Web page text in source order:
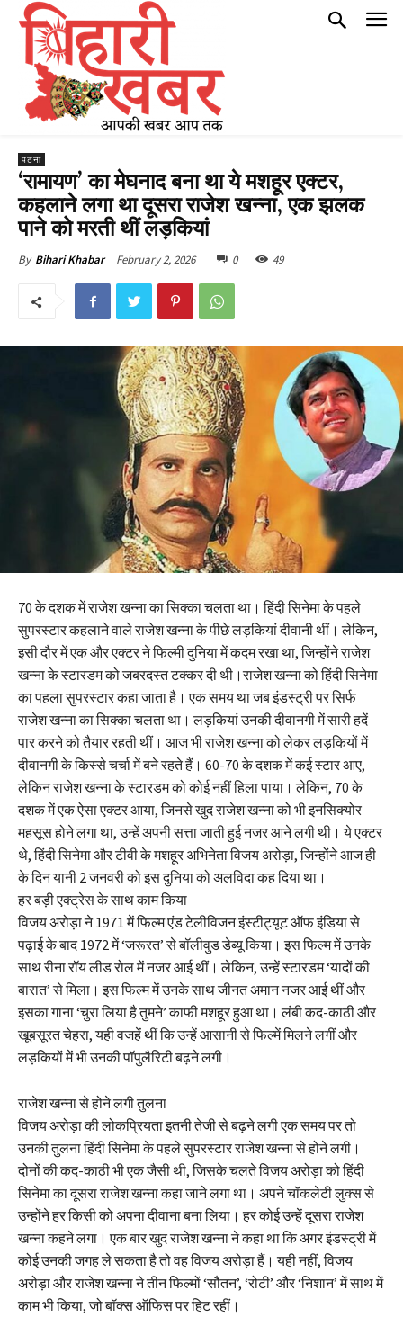
पटना
‘रामायण’ का मेघनाद बना था ये मशहूर एक्टर,
कहलाने लगा था दूसरा राजेश खन्ना, एक झलक
पाने को मरती थीं लड़कियां
By Bihari Khabar February 2, 2026 0 49
70 के दशक में राजेश खन्ना का सिक्का चलता था। हिंदी सिनेमा के पहले
सुपरस्टार कहलाने वाले राजेश खन्ना के पीछे लड़कियां दीवानी थीं। लेकिन,
इसी दौर में एक और एक्टर ने फिल्मी दुनिया में कदम रखा था, जिन्होंने राजेश
खन्ना के स्टारडम को जबरदस्त टक्कर दी थी।राजेश खन्ना को हिंदी सिनेमा
का पहला सुपरस्टार कहा जाता है। एक समय था जब इंडस्ट्री पर सिर्फ
राजेश खन्ना का सिक्का चलता था। लड़कियां उनकी दीवानगी में सारी हदें
पार करने को तैयार रहती थीं। आज भी राजेश खन्ना को लेकर लड़कियों में
दीवानगी के किस्से चर्चा में बने रहते हैं। 60-70 के दशक में कई स्टार आए,
लेकिन राजेश खन्ना के स्टारडम को कोई नहीं हिला पाया। लेकिन, 70 के
दशक में एक ऐसा एक्टर आया, जिनसे खुद राजेश खन्ना को भी इनसिक्योर
महसूस होने लगा था, उन्हें अपनी सत्ता जाती हुई नजर आने लगी थी। ये एक्टर
थे, हिंदी सिनेमा और टीवी के मशहूर अभिनेता विजय अरोड़ा, जिन्होंने आज ही
के दिन यानी 2 जनवरी को इस दुनिया को अलविदा कह दिया था।
हर बड़ी एक्ट्रेस के साथ काम किया
विजय अरोड़ा ने 1971 में फिल्म एंड टेलीविजन इंस्टीट्यूट ऑफ इंडिया से
पढ़ाई के बाद 1972 में ‘जरूरत’ से बॉलीवुड डेब्यू किया। इस फिल्म में उनके
साथ रीना रॉय लीड रोल में नजर आई थीं। लेकिन, उन्हें स्टारडम ‘यादों की
बारात’ से मिला। इस फिल्म में उनके साथ जीनत अमान नजर आई थीं और
इसका गाना ‘चुरा लिया है तुमने’ काफी मशहूर हुआ था। लंबी कद-काठी और
खूबसूरत चेहरा, यही वजहें थीं कि उन्हें आसानी से फिल्में मिलने लगीं और
लड़कियों में भी उनकी पॉपुलैरिटी बढ़ने लगी।
राजेश खन्ना से होने लगी तुलना
विजय अरोड़ा की लोकप्रियता इतनी तेजी से बढ़ने लगी एक समय पर तो
उनकी तुलना हिंदी सिनेमा के पहले सुपरस्टार राजेश खन्ना से होने लगी।
दोनों की कद-काठी भी एक जैसी थी, जिसके चलते विजय अरोड़ा को हिंदी
सिनेमा का दूसरा राजेश खन्ना कहा जाने लगा था। अपने चॉकलेटी लुक्स से
उन्होंने हर किसी को अपना दीवाना बना लिया। हर कोई उन्हें दूसरा राजेश
खन्ना कहने लगा। एक बार खुद राजेश खन्ना ने कहा था कि अगर इंडस्ट्री में
कोई उनकी जगह ले सकता है तो वह विजय अरोड़ा हैं। यही नहीं, विजय
अरोड़ा और राजेश खन्ना ने तीन फिल्मों ‘सौतन’, ‘रोटी’ और ‘निशान’ में साथ में
काम भी किया, जो बॉक्स ऑफिस पर हिट रहीं।